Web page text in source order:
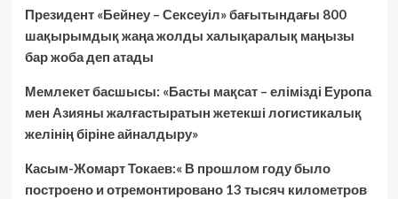
Президент «Бейнеу – Сексеуіл» бағытындағы 800
шақырымдық жаңа жолды халықаралық маңызы
бар жоба деп атады
Мемлекет басшысы: «Басты мақсат – елімізді Еуропа
мен Азияны жалғастыратын жетекші логистикалық
желінің біріне айналдыру»
Касым-Жомарт Токаев:« В прошлом году было
построено и отремонтировано 13 тысяч километров